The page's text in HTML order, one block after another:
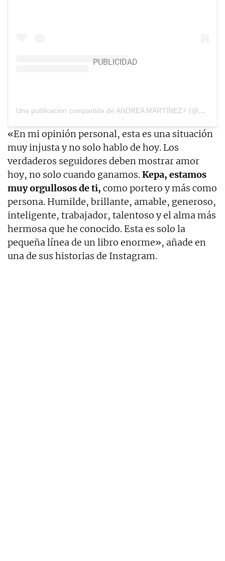
Una publicación compartida de ANDREA MARTÍNEZ⚡️ (@andrea.martinezf)
«En mi opinión personal, esta es una situación
muy injusta y no solo hablo de hoy. Los
verdaderos seguidores deben mostrar amor
hoy, no solo cuando ganamos.Kepa, estamos
muy orgullosos de ti, como portero y más como
persona. Humilde, brillante, amable, generoso,
inteligente, trabajador, talentoso y el alma más
hermosa que he conocido. Esta es solo la
pequeña línea de un libro enorme», añade en
una de sus historias de Instagram.